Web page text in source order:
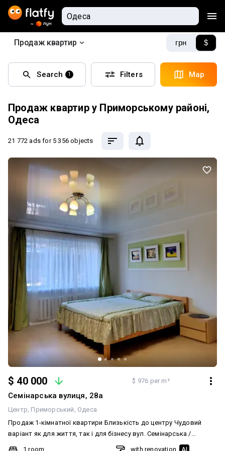
Продаж квартир грн $
Search 1 Filters Map
Продаж квартир у Приморському районі,
Одеса
21 772 ads for 5 356 objects
$ 40 000 $ 976 per m²
Семінарська вулиця, 28а
Центр Приморський Одеса
Продаж 1-кімнатної квартири Близькість до центру Чудовий
варіант як для життя, так і для бізнесу вул. Семінарська /
Середньофонтанська спецпроєкт 1 пов./ 5-пов. будинку,
1 room
with renovation AI